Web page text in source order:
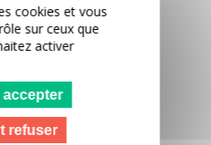
cookies et vous
sur ceux que
activer
accepter
refuser